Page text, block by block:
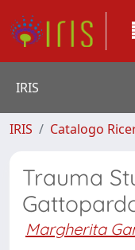
IRIS
IRIS Catalogo
Trauma
Margherita